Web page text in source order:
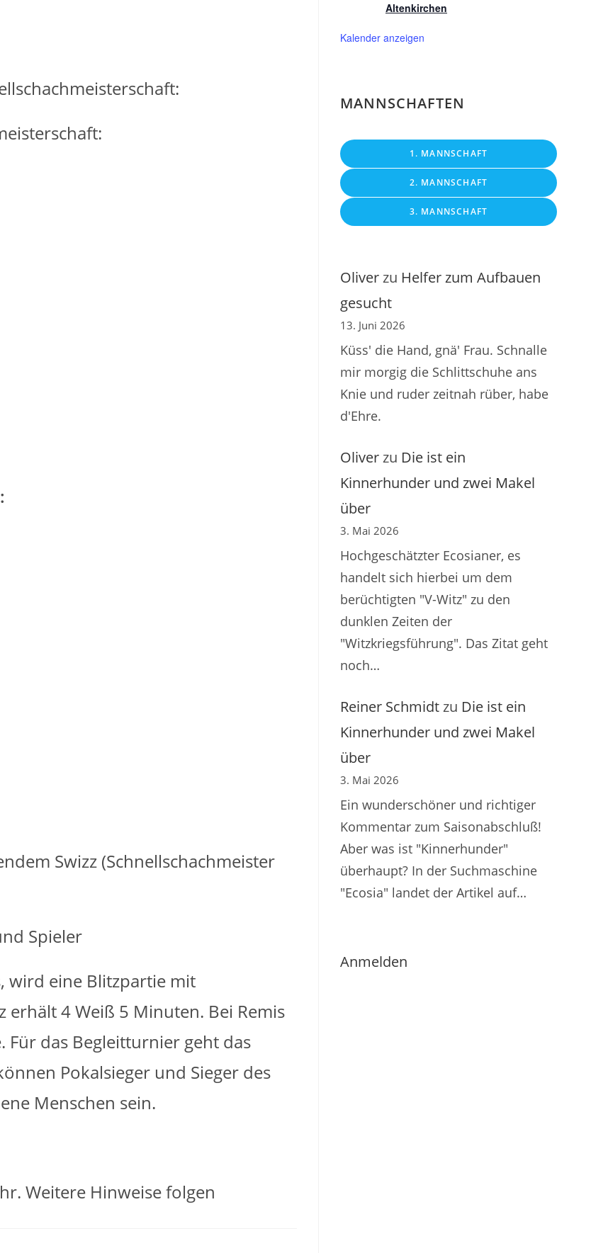
Swizz (Schnellschachmeister
Spieler
wird eine Blitzpartie mit
erhält 4 Weiß 5 Minuten. Bei Remis
Für das Begleitturnier geht das
Pokalsieger und Sieger des
Menschen sein.
Weitere Hinweise folgen
Altenkirchen
Kalender anzeigen
MANNSCHAFTEN
1. MANNSCHAFT
2. MANNSCHAFT
3. MANNSCHAFT
Oliverzu Helfer zum Aufbauen
gesucht
13. Juni 2026
Küss' die Hand, gnä' Frau. Schnalle
mir morgig die Schlittschuhe ans
Knie und ruder zeitnah rüber, habe
d'Ehre.
Oliverzu Die ist ein
Kinnerhunder und zwei Makel
über
3. Mai 2026
Hochgeschätzter Ecosianer, es
handelt sich hierbei um dem
berüchtigten "V-Witz" zu den
dunklen Zeiten der
"Witzkriegsführung". Das Zitat geht
noch…
Reiner Schmidtzu Die ist ein
Kinnerhunder und zwei Makel
über
3. Mai 2026
Ein wunderschöner und richtiger
Kommentar zum Saisonabschluß!
Aber was ist "Kinnerhunder"
überhaupt? In der Suchmaschine
"Ecosia" landet der Artikel auf…
Anmelden